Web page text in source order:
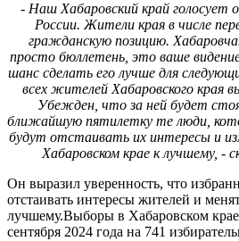
- Наш Хабаровский край голосует
России. Жители края в числе
гражданскую позицию.
просто бюллетень, это ваше
шанс сделать его лучше для
всех жителей Хабаровского края
Убежден, что за ней будет
ближайшую пятилетку те люди,
будут отстаивать их интересы и
Хабаровском крае к лучшему, -
Он выразил уверенность, что
отстаивать интересы жителей и
лучшему.Выборы в Хабаровском
сентября 2024 года на 741